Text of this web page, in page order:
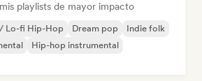
playlists de mayor impacto
Lo-fi Hip-Hop Dream pop
Indie folk
Hip-hop instrumental